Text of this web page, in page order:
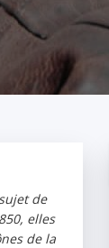
de
elles
de la